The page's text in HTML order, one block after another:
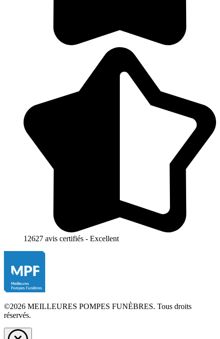
12627 avis certifiés - Excellent
©2026 MEILLEURES POMPES FUNÈBRES. Tous droits
réservés.